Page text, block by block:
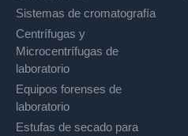
Sistemas de cromatografía
Centrífugas y
Microcentrífugas de
laboratorio
Equipos forenses de
laboratorio
Estufas de secado para